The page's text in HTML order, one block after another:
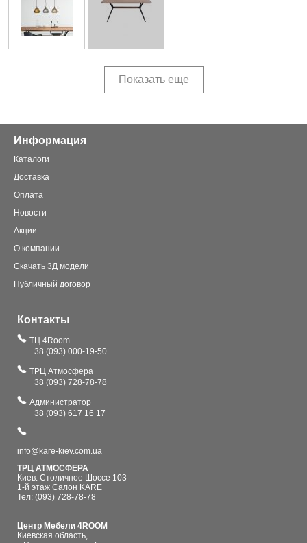
Показать еще
Информация
Каталоги
Доставка
Оплата
Новости
Акции
О компании
Скачать 3Д модели
Публичный договор
Контакты
ТЦ 4Room
+38 (093) 000-19-50
ТРЦ Атмосфера
+38 (093) 728-78-78
Администратор
+38 (093) 617 16 17
info@kare-kiev.com.ua
ТРЦ АТМОСФЕРА
Киев. Столичное Шоссе 103
1-й этаж Салон KARE
Тел: (093) 728-78-78
Центр Мебели 4ROOM
Киевская область,